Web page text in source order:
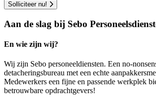
Solliciteer nu!
Aan de slag bij Sebo
En wie zijn wij?
Wij zijn Sebo personeeldiensten. Een no-
detacheringsbureau met een echte
Medewerkers een fijne en passende werkplek
betrouwbare opdrachtgevers!